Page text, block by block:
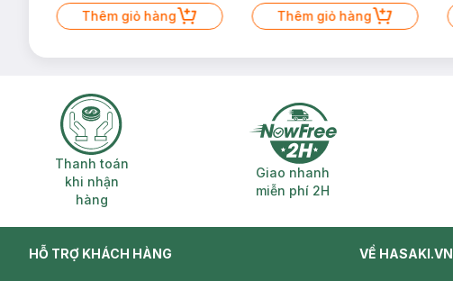
Thêm giỏ hàng Thêm giỏ hàng
Thanh toán khi nhận hàng
Thanh toán
khi nhận
hàng
Giao nhanh miễn phí 2H
Giao nhanh
miễn phí 2H
HỖ TRỢ KHÁCH HÀNG VỀ HASAKI.VN